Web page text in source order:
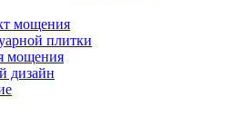
мощения
плитки
мощения
дизайн